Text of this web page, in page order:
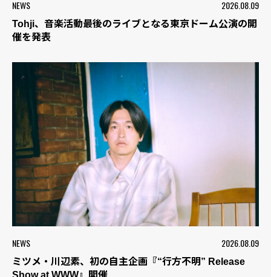
NEWS 2026.08.09
Tohji、音楽活動最後のライブとなる東京ドーム公演の開
催を発表
NEWS 2026.08.09
ミツメ・川辺素、初の自主企画『“行方不明” Release
Show at WWW』開催